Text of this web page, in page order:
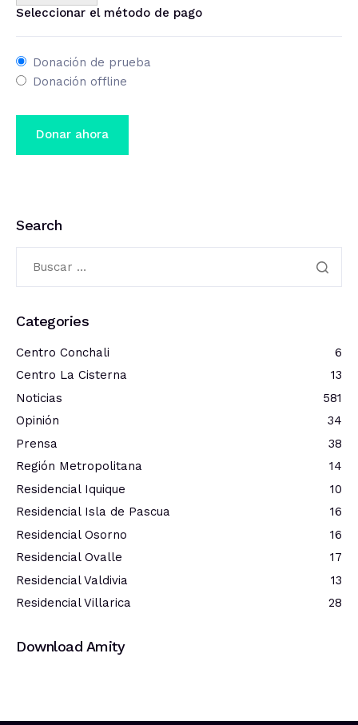
Seleccionar el método de pago
Donación de prueba
Donación offline
Search
Categories
Centro Conchali
6
Centro La Cisterna
13
Noticias
581
Opinión
34
Prensa
38
Región Metropolitana
14
Residencial Iquique
10
Residencial Isla de Pascua
16
Residencial Osorno
16
Residencial Ovalle
17
Residencial Valdivia
13
Residencial Villarica
28
Download Amity